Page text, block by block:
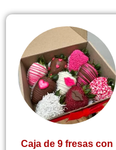
Caja de 9 fresas con